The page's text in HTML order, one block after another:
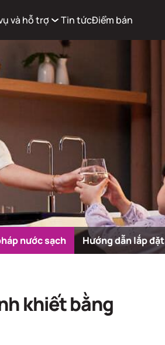
và hỗ trợ Tin tứcĐiểm bán
nước sạch Hướng dẫn lắp đặt
khiết bằng